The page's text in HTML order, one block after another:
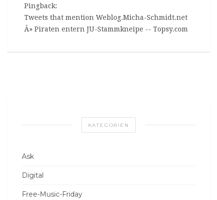
Pingback:
Tweets that mention Weblog.Micha-Schmidt.net
Â» Piraten entern JU-Stammkneipe -- Topsy.com
KATEGORIEN
Ask
Digital
Free-Music-Friday